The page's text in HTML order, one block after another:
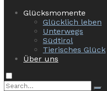
Glücksmomente
Glücklich leben
Unterwegs
Südtirol
Tierisches Glück
Über uns